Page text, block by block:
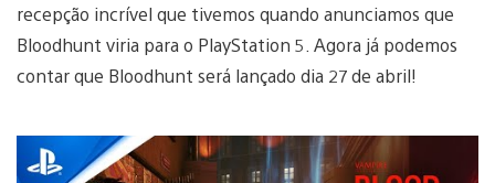
recepção incrível que tivemos quando anunciamos que
Bloodhunt viria para o PlayStation 5. Agora já podemos
contar que Bloodhunt será lançado dia 27 de abril!